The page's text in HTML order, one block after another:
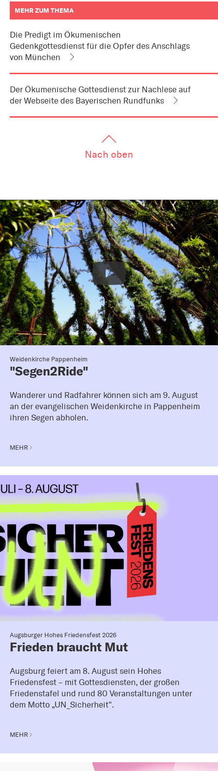
MEHR ZUM THEMA
zum
Artikel
Downloads
Links
Die Predigt im Ökumenischen
Gedenkgottesdienst für die Opfer des Anschlags
von München
Der Ökumenische Gottesdienst zur Nachlese auf
der Webseite des Bayerischen Rundfunks
Nach oben
Weidenkirche Pappenheim
"Segen2Ride"
Wanderer und Radfahrer können sich am 9. August
an der evangelischen Weidenkirche in Pappenheim
ihren Segen abholen.
MEHR
Augsburger Hohes Friedensfest 2026
Frieden braucht Mut
Augsburg feiert am 8. August sein Hohes
Friedensfest – mit Gottesdiensten, der großen
Friedenstafel und rund 80 Veranstaltungen unter
dem Motto „UN_Sicherheit".
MEHR